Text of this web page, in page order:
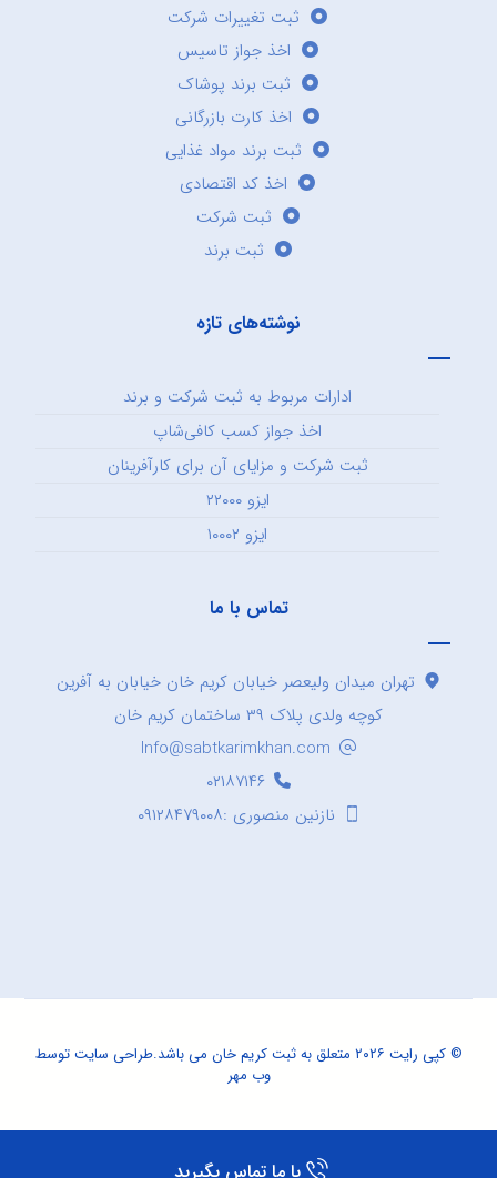
ثبت تغییرات شرکت
اخذ جواز تاسیس
ثبت برند پوشاک
اخذ کارت بازرگانی
ثبت برند مواد غذایی
اخذ کد اقتصادی
ثبت شرکت
ثبت برند
نوشته‌های تازه
ادارات مربوط به ثبت شرکت و برند
اخذ جواز کسب کافی‌شاپ
ثبت شرکت و مزایای آن برای کارآفرینان
ایزو ۲۲۰۰۰
ایزو ۱۰۰۰۲
تماس با ما
تهران میدان ولیعصر خیابان کریم خان خیابان به آفرین
کوچه ولدی پلاک ۳۹ ساختمان کریم خان
Info@sabtkarimkhan.com
۰۲۱۸۷۱۴۶
نازنین منصوری :۰۹۱۲۸۴۷۹۰۰۸
© کپی رایت ۲۰۲۶ متعلق به ثبت کریم خان می باشد. طراحی سایتتوسط
وب مهر
با ما تماس بگیرید